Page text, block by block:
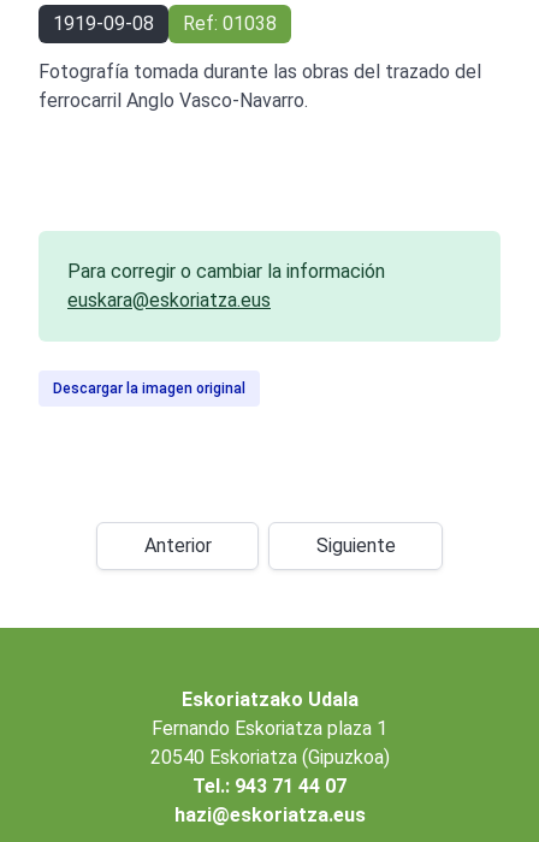
1919-09-08 Ref: 01038
Fotografía tomada durante las obras del trazado del
ferrocarril Anglo Vasco-Navarro.
Para corregir o cambiar la información
euskara@eskoriatza.eus
Descargar la imagen original
Anterior Siguiente
Eskoriatzako Udala
Fernando Eskoriatza plaza 1
20540 Eskoriatza (Gipuzkoa)
Tel.: 943 71 44 07
hazi@eskoriatza.eus